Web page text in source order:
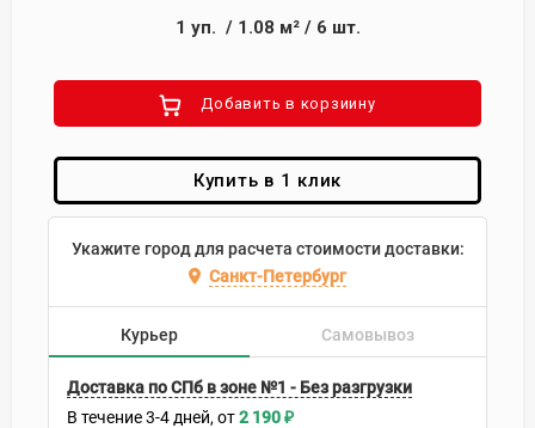
1 уп. / 1.08 м²/ 6 шт.
Добавить в корзиину
Купить в 1 клик
Укажите город для расчета стоимости доставки:
Санкт-Петербург
Курьер Самовывоз
Доставка по СПб в зоне №1 - Без разгрузки
В течение3-4 дней 2 190₽